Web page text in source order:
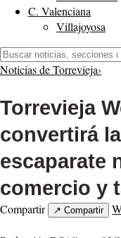
C. Valenciana
Villajoyosa
Buscar:
Noticias de Torrevieja›
Torrevieja
convertirá
escaparate
comercio y
Compartir ↗ Compartir